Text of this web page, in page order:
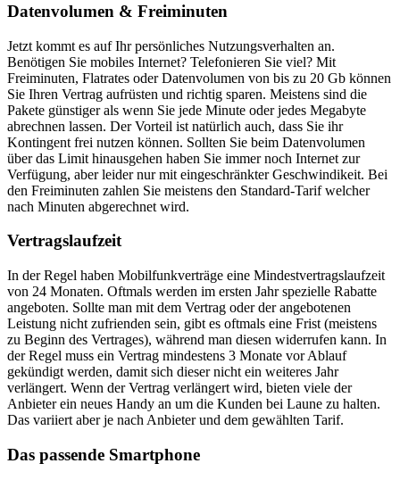
Datenvolumen & Freiminuten
Jetzt kommt es auf Ihr persönliches Nutzungsverhalten an.
Benötigen Sie mobiles Internet? Telefonieren Sie viel? Mit
Freiminuten, Flatrates oder Datenvolumen von bis zu 20 Gb können
Sie Ihren Vertrag aufrüsten und richtig sparen. Meistens sind die
Pakete günstiger als wenn Sie jede Minute oder jedes Megabyte
abrechnen lassen. Der Vorteil ist natürlich auch, dass Sie ihr
Kontingent frei nutzen können. Sollten Sie beim Datenvolumen
über das Limit hinausgehen haben Sie immer noch Internet zur
Verfügung, aber leider nur mit eingeschränkter Geschwindikeit. Bei
den Freiminuten zahlen Sie meistens den Standard-Tarif welcher
nach Minuten abgerechnet wird.
Vertragslaufzeit
In der Regel haben Mobilfunkverträge eine Mindestvertragslaufzeit
von 24 Monaten. Oftmals werden im ersten Jahr spezielle Rabatte
angeboten. Sollte man mit dem Vertrag oder der angebotenen
Leistung nicht zufrienden sein, gibt es oftmals eine Frist (meistens
zu Beginn des Vertrages), während man diesen widerrufen kann. In
der Regel muss ein Vertrag mindestens 3 Monate vor Ablauf
gekündigt werden, damit sich dieser nicht ein weiteres Jahr
verlängert. Wenn der Vertrag verlängert wird, bieten viele der
Anbieter ein neues Handy an um die Kunden bei Laune zu halten.
Das variiert aber je nach Anbieter und dem gewählten Tarif.
Das passende Smartphone